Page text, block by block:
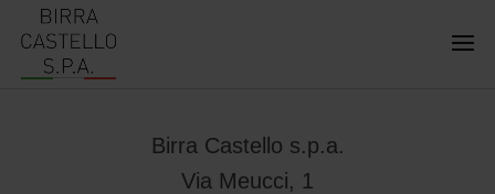
Birra Castello s.p.a.
Via Meucci, 1